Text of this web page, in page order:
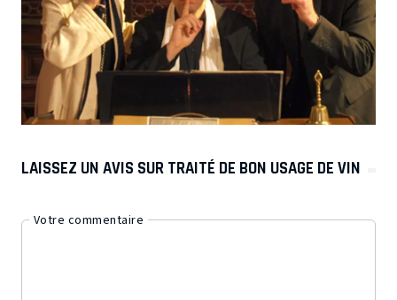
LAISSEZ UN AVIS SUR TRAITÉ DE BON USAGE DE VIN
Votre commentaire